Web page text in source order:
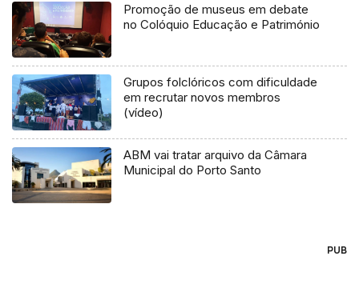
Promoção de museus em debate
no Colóquio Educação e Património
Grupos folclóricos com dificuldade
em recrutar novos membros
(vídeo)
ABM vai tratar arquivo da Câmara
Municipal do Porto Santo
PUB